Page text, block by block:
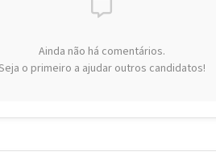
Ainda não há comentários.
o primeiro a ajudar outros candidatos!